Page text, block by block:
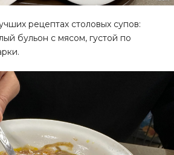
рецептах столовых супов:
бульон с мясом, густой по